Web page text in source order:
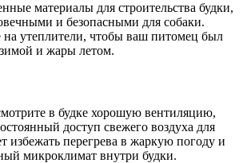
материалы для строительства будки,
и безопасными для собаки.
утеплители, чтобы ваш питомец был
и жары летом.
в будке хорошую вентиляцию,
доступ свежего воздуха для
избежать перегрева в жаркую погоду и
микроклимат внутри будки.